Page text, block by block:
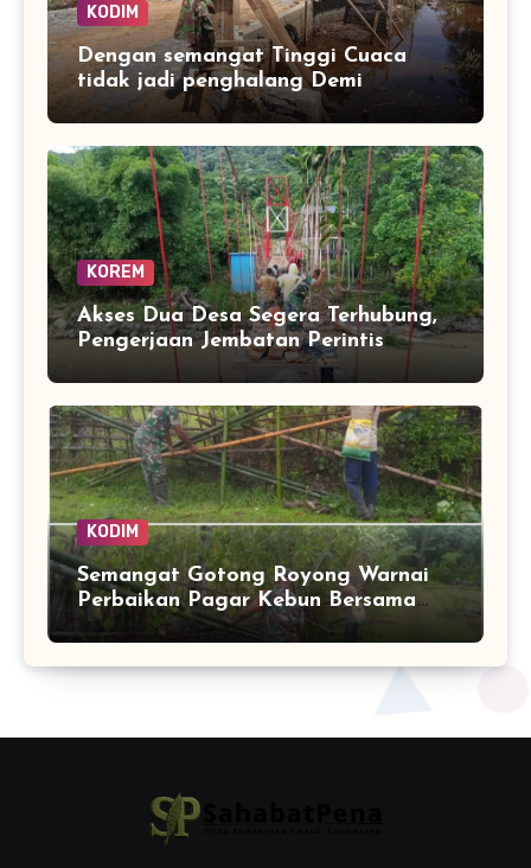
KODIM
Dengan semangat Tinggi Cuaca
tidak jadi penghalang Demi
tuntaskan Jembatan Aramco Desa
Paya laot untuk Percepat Akses
warag
KOREM
Akses Dua Desa Segera Terhubung,
Pengerjaan Jembatan Perintis
Garuda Masuki Tahap Akhir
KODIM
Semangat Gotong Royong Warnai
Perbaikan Pagar Kebun Bersama
Babinsa dan Warga